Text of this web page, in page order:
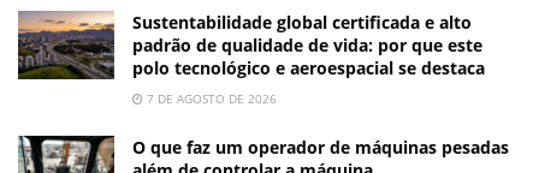
Sustentabilidade global certificada e alto
padrão de qualidade de vida: por que este
polo tecnológico e aeroespacial se destaca
7 DE AGOSTO DE 2026
O que faz um operador de máquinas pesadas